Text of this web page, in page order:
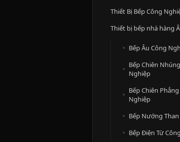
Thiết Bị Bếp Công
Thiết bị bếp nhà hàng
Bếp Âu Công
Bếp Chiên
Nghiệp
Bếp Chiên
Nghiệp
Bếp Nướng
Bếp Điện Từ